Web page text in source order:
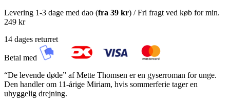
Levering 1-3 dage med dao (fra 39 kr) / Fri fragt ved køb for min.
249 kr
14 dages returret
Betal med
“De levende døde” af Mette Thomsen er en gyserroman for unge.
Den handler om 11-årige Miriam, hvis sommerferie tager en
uhyggelig drejning.